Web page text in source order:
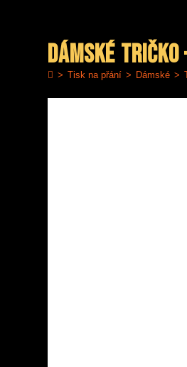
Dámské tričko
> Tisk na přání > Dámské >